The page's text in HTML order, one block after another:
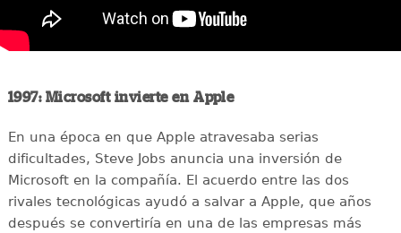
1997: Microsoft invierte en Apple
En una época en que Apple atravesaba serias
dificultades, Steve Jobs anuncia una inversión de
Microsoft en la compañía. El acuerdo entre las dos
rivales tecnológicas ayudó a salvar a Apple, que años
después se convertiría en una de las empresas más